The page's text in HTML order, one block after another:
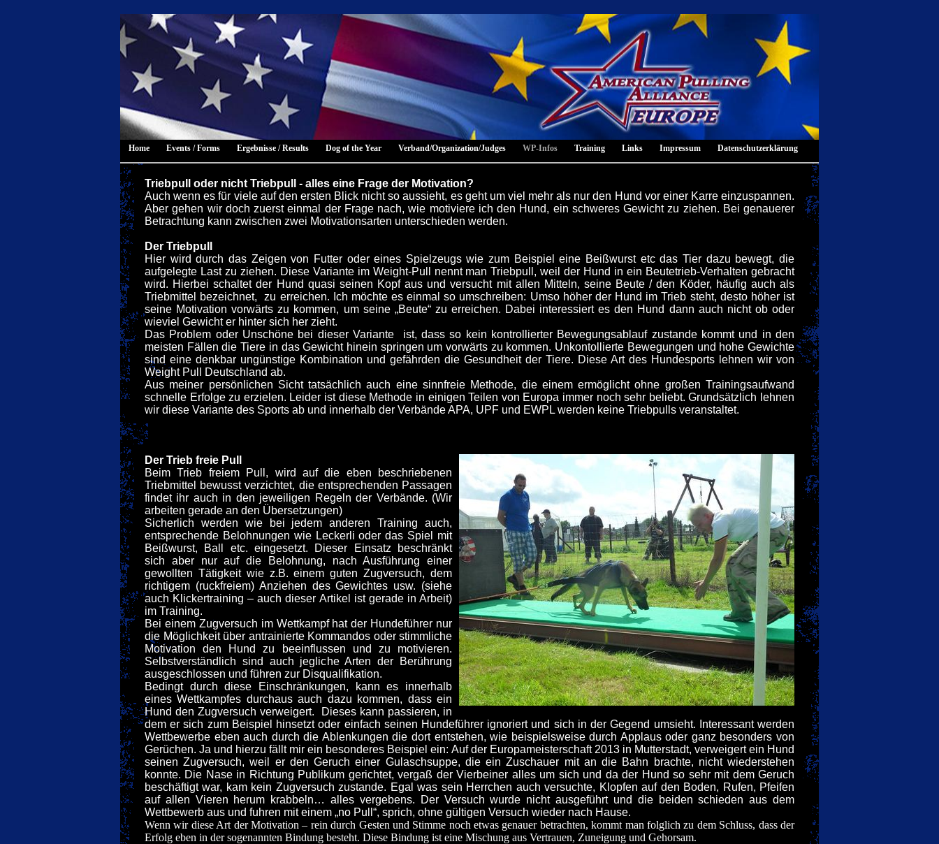
Home Events / Forms Ergebnisse / Results Dog of the Year Verband/Organization/Judges WP-Infos Training Links Impressum Datenschutzerklärung
Triebpull oder nicht Triebpull - alles eine Frage der Motivation?
Auch wenn es für viele auf den ersten Blick nicht so aussieht, es geht um viel mehr als nur den Hund vor einer Karre einzuspannen.
Aber gehen wir doch zuerst einmal der Frage nach, wie motiviere ich den Hund, ein schweres Gewicht zu ziehen. Bei genauerer
Betrachtung kann zwischen zwei Motivationsarten unterschieden werden.
Der Triebpull
Hier wird durch das Zeigen von Futter oder eines Spielzeugs wie zum Beispiel eine Beißwurst etc das Tier dazu bewegt, die
aufgelegte Last zu ziehen. Diese Variante im Weight-Pull nennt man Triebpull, weil der Hund in ein Beutetrieb-Verhalten gebracht
wird. Hierbei schaltet der Hund quasi seinen Kopf aus und versucht mit allen Mitteln, seine Beute / den Köder, häufig auch als
Triebmittel bezeichnet, zu erreichen. Ich möchte es einmal so umschreiben: Umso höher der Hund im Trieb steht, desto höher ist
seine Motivation vorwärts zu kommen, um seine „Beute“ zu erreichen. Dabei interessiert es den Hund dann auch nicht ob oder
wieviel Gewicht er hinter sich her zieht.
Das Problem oder Unschöne bei dieser Variante ist, dass so kein kontrollierter Bewegungsablauf zustande kommt und in den
meisten Fällen die Tiere in das Gewicht hinein springen um vorwärts zu kommen. Unkontollierte Bewegungen und hohe Gewichte
sind eine denkbar ungünstige Kombination und gefährden die Gesundheit der Tiere. Diese Art des Hundesports lehnen wir von
Weight Pull Deutschland ab.
Aus meiner persönlichen Sicht tatsächlich auch eine sinnfreie Methode, die einem ermöglicht ohne großen Trainingsaufwand
schnelle Erfolge zu erzielen. Leider ist diese Methode in einigen Teilen von Europa immer noch sehr beliebt. Grundsätzlich lehnen
wir diese Variante des Sports ab und innerhalb der Verbände APA, UPF und EWPL werden keine Triebpulls veranstaltet.
Der Trieb freie Pull
Beim Trieb freiem Pull, wird auf die eben beschriebenen
Triebmittel bewusst verzichtet, die entsprechenden Passagen
findet ihr auch in den jeweiligen Regeln der Verbände. (Wir
arbeiten gerade an den Übersetzungen)
Sicherlich werden wie bei jedem anderen Training auch,
entsprechende Belohnungen wie Leckerli oder das Spiel mit
Beißwurst, Ball etc. eingesetzt. Dieser Einsatz beschränkt
sich aber nur auf die Belohnung, nach Ausführung einer
gewollten Tätigkeit wie z.B. einem guten Zugversuch, dem
richtigem (ruckfreiem) Anziehen des Gewichtes usw. (siehe
auch Klickertraining – auch dieser Artikel ist gerade in Arbeit)
im Training.
Bei einem Zugversuch im Wettkampf hat der Hundeführer nur
die Möglichkeit über antrainierte Kommandos oder stimmliche
Motivation den Hund zu beeinflussen und zu motivieren.
Selbstverständlich sind auch jegliche Arten der Berührung
ausgeschlossen und führen zur Disqualifikation.
Bedingt durch diese Einschränkungen, kann es innerhalb
eines Wettkampfes durchaus auch dazu kommen, dass ein
Hund den Zugversuch verweigert. Dieses kann passieren, in
dem er sich zum Beispiel hinsetzt oder einfach seinen Hundeführer ignoriert und sich in der Gegend umsieht. Interessant werden
Wettbewerbe eben auch durch die Ablenkungen die dort entstehen, wie beispielsweise durch Applaus oder ganz besonders von
Gerüchen. Ja und hierzu fällt mir ein besonderes Beispiel ein: Auf der Europameisterschaft 2013 in Mutterstadt, verweigert ein Hund
seinen Zugversuch, weil er den Geruch einer Gulaschsuppe, die ein Zuschauer mit an die Bahn brachte, nicht wiederstehen
konnte. Die Nase in Richtung Publikum gerichtet, vergaß der Vierbeiner alles um sich und da der Hund so sehr mit dem Geruch
beschäftigt war, kam kein Zugversuch zustande. Egal was sein Herrchen auch versuchte, Klopfen auf den Boden, Rufen, Pfeifen
auf allen Vieren herum krabbeln… alles vergebens. Der Versuch wurde nicht ausgeführt und die beiden schieden aus dem
Wettbewerb aus und fuhren mit einem „no Pull“, sprich, ohne gültigen Versuch wieder nach Hause.
Wenn wir diese Art der Motivation – rein durch Gesten und Stimme noch etwas genauer betrachten, kommt man folglich zu dem Schluss, dass der
Erfolg eben in der sogenannten Bindung besteht. Diese Bindung ist eine Mischung aus Vertrauen, Zuneigung und Gehorsam.